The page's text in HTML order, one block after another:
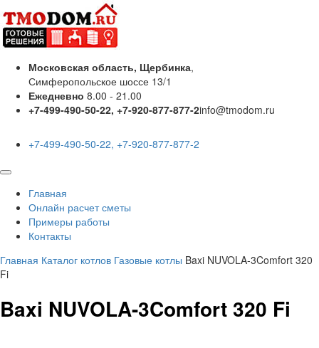
Московская область, Щербинка,
Симферопольское шоссе 13/1
Ежедневно 8.00 - 21.00
+7-499-490-50-22, +7-920-877-877-2info@tmodom.ru
+7-499-490-50-22, +7-920-877-877-2
Главная
Онлайн расчет сметы
Примеры работы
Контакты
Главная Каталог котлов Газовые котлы Baxi NUVOLA-3Comfort 320
Fi
Baxi NUVOLA-3Comfort 320 Fi